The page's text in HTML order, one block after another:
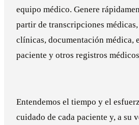
equipo médico. Genere
partir de transcripciones
clínicas, documentación médica,
paciente y otros registros
Entendemos el tiempo y el
cuidado de cada paciente y, a su